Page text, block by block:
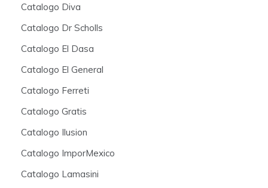
Catalogo Diva
Catalogo Dr Scholls
Catalogo El Dasa
Catalogo El General
Catalogo Ferreti
Catalogo Gratis
Catalogo Ilusion
Catalogo ImporMexico
Catalogo Lamasini